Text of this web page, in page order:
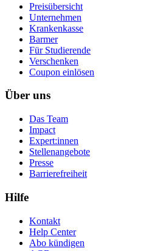
Preisübersicht
Unternehmen
Krankenkasse
Barmer
Für Studierende
Ver­schen­ken
Coupon einlösen
Über uns
Das Team
Impact
Expert:innen
Stellenangebote
Presse
Barrierefreiheit
Hilfe
Kontakt
Help Center
Abo kündigen